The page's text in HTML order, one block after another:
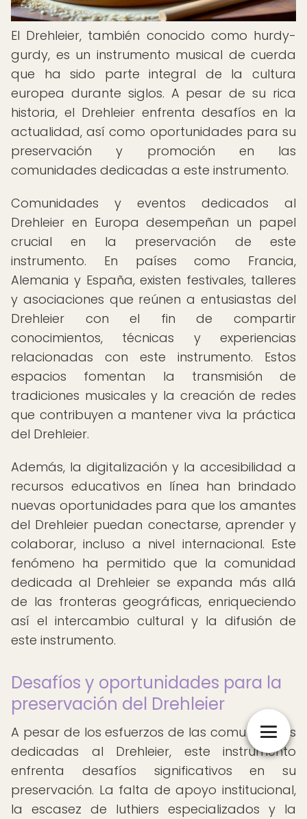
El Drehleier, también conocido como hurdy-
gurdy, es un instrumento musical de cuerda
que ha sido parte integral de la cultura
europea durante siglos. A pesar de su rica
historia, el Drehleier enfrenta desafíos en la
actualidad, así como oportunidades para su
preservación y promoción en las
comunidades dedicadas a este instrumento.
Comunidades y eventos dedicados al
Drehleier en Europa desempeñan un papel
crucial en la preservación de este
instrumento. En países como Francia,
Alemania y España, existen festivales, talleres
y asociaciones que reúnen a entusiastas del
Drehleier con el fin de compartir
conocimientos, técnicas y experiencias
relacionadas con este instrumento. Estos
espacios fomentan la transmisión de
tradiciones musicales y la creación de redes
que contribuyen a mantener viva la práctica
del Drehleier.
Además, la digitalización y la accesibilidad a
recursos educativos en línea han brindado
nuevas oportunidades para que los amantes
del Drehleier puedan conectarse, aprender y
colaborar, incluso a nivel internacional. Este
fenómeno ha permitido que la comunidad
dedicada al Drehleier se expanda más allá
de las fronteras geográficas, enriqueciendo
así el intercambio cultural y la difusión de
este instrumento.
Desafíos y oportunidades para la
preservación del Drehleier
A pesar de los esfuerzos de las comunidades
dedicadas al Drehleier, este instrumento
enfrenta desafíos significativos en su
preservación. La falta de apoyo institucional,
la escasez de luthiers especializados y la